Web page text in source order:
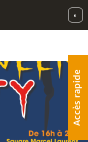
◐
Accès rapide